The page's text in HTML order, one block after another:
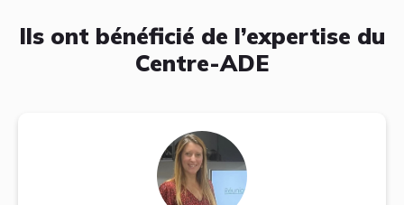
Ils ont bénéficié de l’expertise du
Centre-ADE